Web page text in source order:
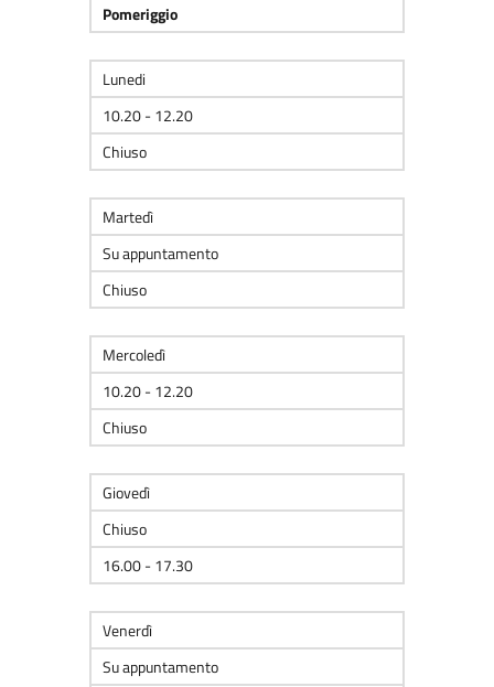
Pomeriggio
Lunedi
10.20 - 12.20
Chiuso
Martedì
Su appuntamento
Chiuso
Mercoledì
10.20 - 12.20
Chiuso
Giovedì
Chiuso
16.00 - 17.30
Venerdì
Su appuntamento